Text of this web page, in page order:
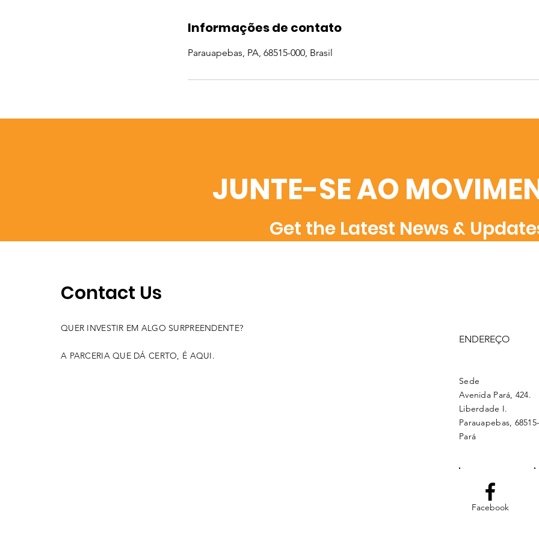
Informações de contato
Parauapebas, PA, 68515-000, Brasil
JUNTE-SE AO
Get the Latest News &
Contact Us
QUER INVESTIR EM ALGO SURPREENDENTE?
A PARCERIA QUE DÁ CERTO, É AQUI.
ENDEREÇO
Sede
Avenida Pará, 424.
Liberdade I.
Parauapebas,
Pará
Facebook